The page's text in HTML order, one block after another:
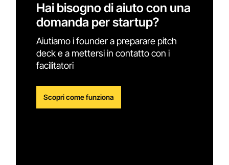
Hai bisogno di aiuto con una
domanda per startup?
Aiutiamo i founder a preparare pitch
deck e a mettersi in contatto con i
facilitatori
Scopri come funziona